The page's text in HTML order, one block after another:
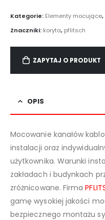
Kategorie: Elementy mocujące,
Znaczniki: koryta, pflitsch
ZAPYTAJ O PRODUKT
OPIS
Mocowanie kanałów
instalacji oraz
użytkownika. Warunki
zakładach i budynkach
zróżnicowane. Firma
gamę wysokiej jakości
bezpiecznego montażu